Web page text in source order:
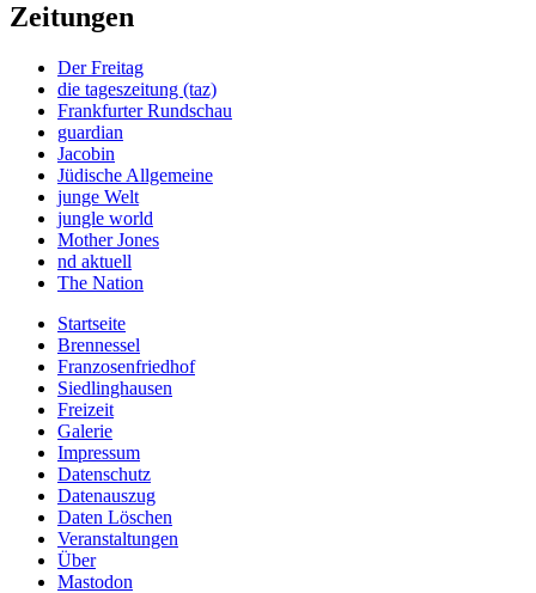
Zeitungen
Der Freitag
die tageszeitung (taz)
Frankfurter Rundschau
guardian
Jacobin
Jüdische Allgemeine
junge Welt
jungle world
Mother Jones
nd aktuell
The Nation
Startseite
Brennessel
Franzosenfriedhof
Siedlinghausen
Freizeit
Galerie
Impressum
Datenschutz
Datenauszug
Daten Löschen
Veranstaltungen
Über
Mastodon